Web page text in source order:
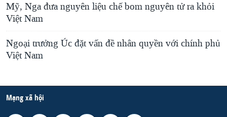
Mỹ, Nga đưa nguyên liệu chế bom nguyên tử ra khỏi
Việt Nam
Ngoại trưởng Úc đặt vấn đề nhân quyền với chính phủ
Việt Nam
Mạng xã hội